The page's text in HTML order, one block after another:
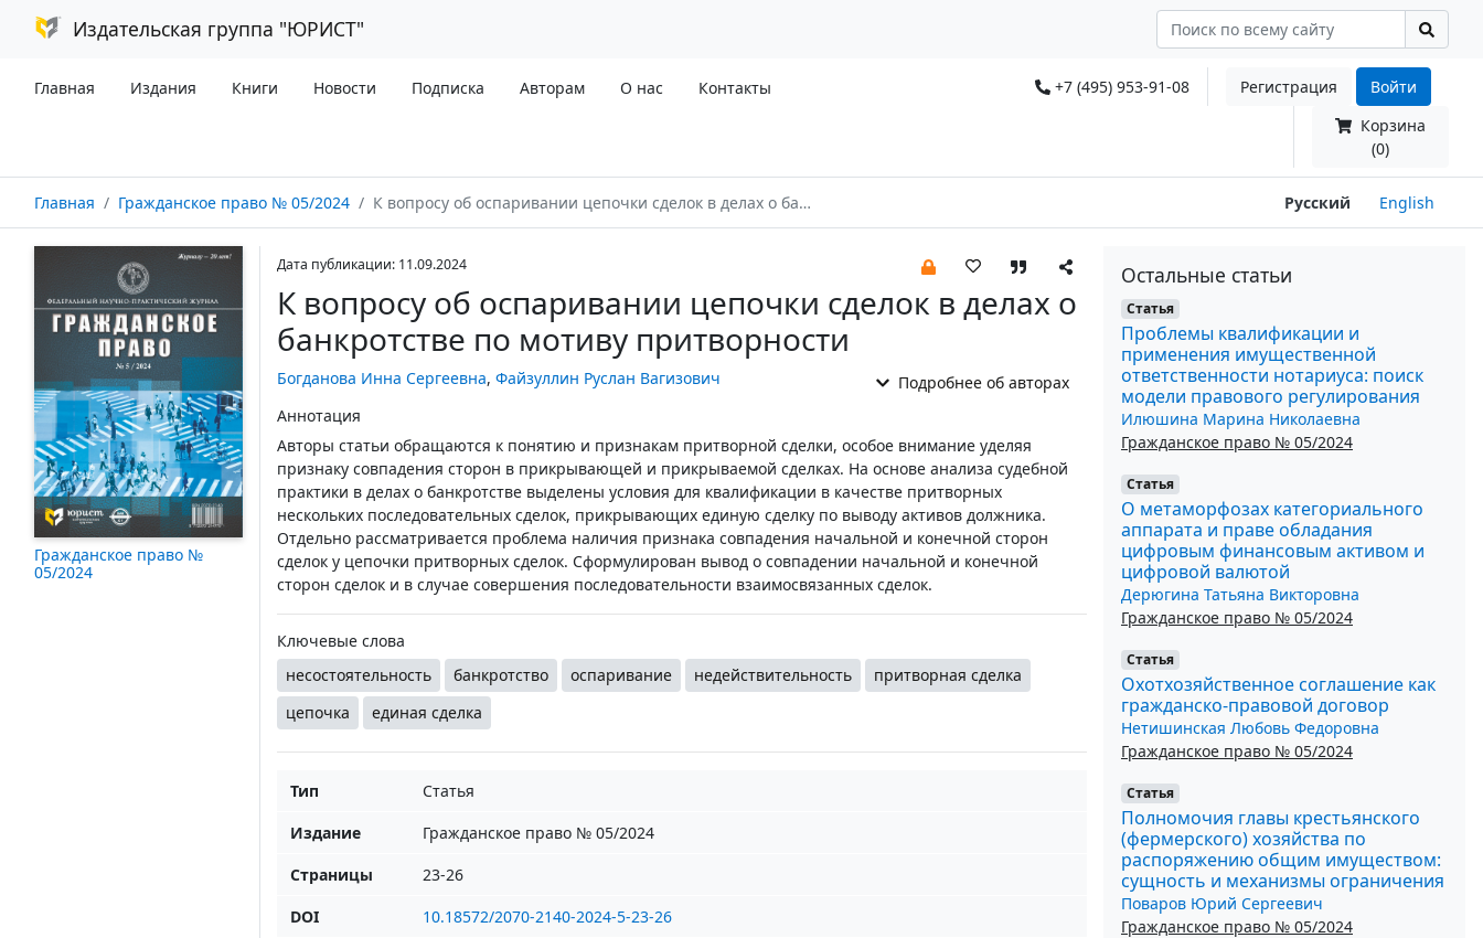
Издательская группа "ЮРИСТ"
Главная Издания Книги Новости Подписка Авторам О нас Контакты +7 (495) 953-91-08 Регистрация
Войти
Корзина
(0)
Главная Гражданское право № 05/2024 К вопросу об оспаривании цепочки сделок в делах о банкротстве по мотиву притворности Русский English
Гражданское право №
05/2024
Дата публикации: 11.09.2024
К вопросу об оспаривании цепочки сделок в делах о
банкротстве по мотиву притворности
Богданова Инна Сергеевна, Файзуллин Руслан Вагизович
Подробнее об авторах
Аннотация
Авторы статьи обращаются к понятию и признакам притворной сделки, особое внимание уделяя
признаку совпадения сторон в прикрывающей и прикрываемой сделках. На основе анализа судебной
практики в делах о банкротстве выделены условия для квалификации в качестве притворных
нескольких последовательных сделок, прикрывающих единую сделку по выводу активов должника.
Отдельно рассматривается проблема наличия признака совпадения начальной и конечной сторон
сделок у цепочки притворных сделок. Сформулирован вывод о совпадении начальной и конечной
сторон сделок и в случае совершения последовательности взаимосвязанных сделок.
Ключевые слова
несостоятельность
банкротство оспаривание недействительность
притворная сделка
цепочка
единая сделка
Тип
Статья
Издание
Гражданское право № 05/2024
Страницы
23-26
DOI
10.18572/2070-2140-2024-5-23-26
Остальные статьи
Статья
Проблемы квалификации и
применения имущественной
ответственности нотариуса: поиск
модели правового регулирования
Илюшина Марина Николаевна
Гражданское право № 05/2024
Статья
О метаморфозах категориального
аппарата и праве обладания
цифровым финансовым активом и
цифровой валютой
Дерюгина Татьяна Викторовна
Гражданское право № 05/2024
Статья
Охотхозяйственное соглашение как
гражданско-правовой договор
Нетишинская Любовь Федоровна
Гражданское право № 05/2024
Статья
Полномочия главы крестьянского
(фермерского) хозяйства по
распоряжению общим имуществом:
сущность и механизмы ограничения
Поваров Юрий Сергеевич
Гражданское право № 05/2024